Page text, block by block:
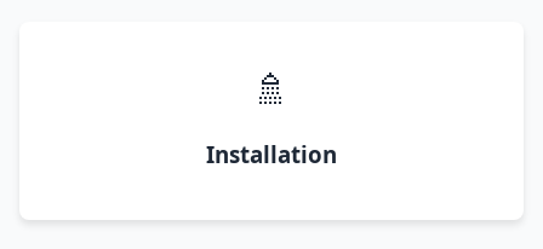
🚿
Installation